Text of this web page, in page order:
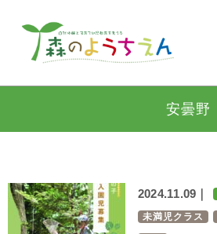
安曇野
2024.11.09｜
未満児クラス